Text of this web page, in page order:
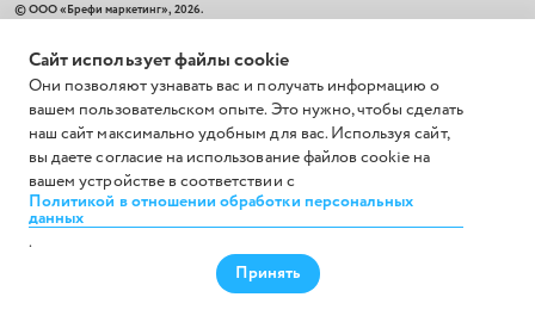
© ООО «Брефи маркетинг», 2026.
119620 Москва,
+7 (499) 703-49-63
ИНН 7736671836 ОГРН 1147746195574
Все права защищены.
Сайт использует файлы cookie
Они позволяют узнавать вас и получать информацию о
вашем пользовательском опыте. Это нужно, чтобы сделать
наш сайт максимально удобным для вас. Используя сайт,
вы даете согласие на использование файлов cookie на
вашем устройстве в соответствии с
Политикой в отношении обработки персональных
данных
.
Принять